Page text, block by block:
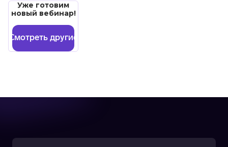
Уже готовим
новый вебинар!
Смотреть другие